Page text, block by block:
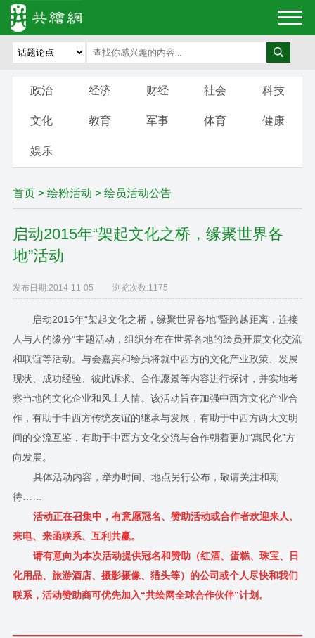
政治 经济 财经 社会 科技
文化 教育 军事 体育 健康
娱乐
首页> 绘粉活动 > 绘员活动公告
启动2015年“架起文化之桥，缘聚世界各
地”活动
发布日期:2014-11-05 浏览次数:1175
启动2015年“架起文化之桥，缘聚世界各地”暨跨越距离，连接
人与人的缘分”主题活动，组织分布在世界各地的绘员开展文化交流
和联谊等活动。与会嘉宾和绘员将就中西方的文化产业政策、发展
现状、成功经验、彼此诉求、合作愿景等内容进行探讨，并实地考
察当地的文化企业和风土人情。该活动旨在加强中西方文化产业合
作，有助于中西方传统友谊的继承与发展，有助于中西方两大文明
间的交流互鉴，有助于中西方文化交流与合作朝着更加“惠民化”方
向发展。
具体活动内容，举办时间、地点另行公布，敬请关注和期
待……
活动正在召集中，有意愿冠名、赞助活动或合作者欢迎来人、
来电、来函联系、互利共赢。
请有意向为本次活动提供冠名和赞助（红酒、蛋糕、珠宝、日
化用品、旅游酒店、摄影摄像、猎头等）的公司或个人尽快和我们
联系，活动赞助商可优先加入“共绘网全球合作伙伴”计划。